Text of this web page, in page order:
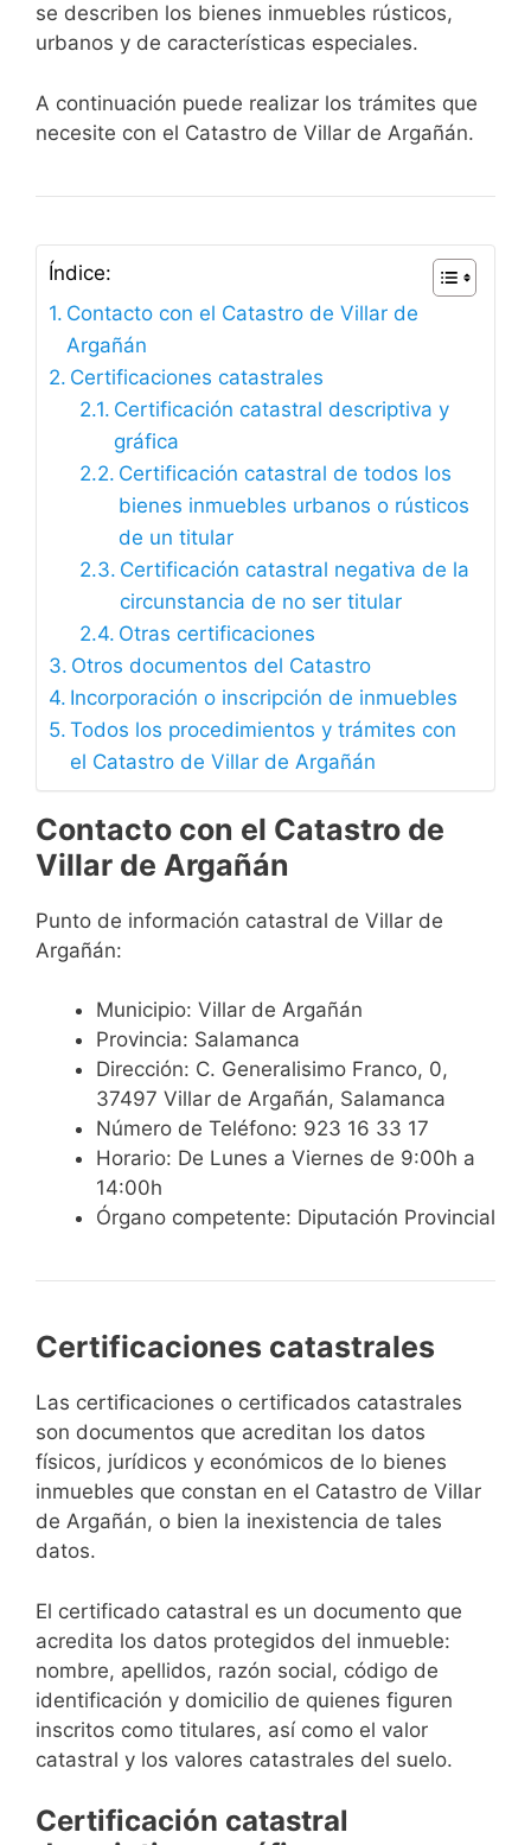
se describen los bienes inmuebles rústicos,
urbanos y de características especiales.
A continuación puede realizar los trámites que
necesite con el Catastro de Villar de Argañán.
Índice:
Contacto con el Catastro de Villar de
Argañán
Certificaciones catastrales
Certificación catastral descriptiva y
gráfica
Certificación catastral de todos los
bienes inmuebles urbanos o rústicos
de un titular
Certificación catastral negativa de la
circunstancia de no ser titular
Otras certificaciones
Otros documentos del Catastro
Incorporación o inscripción de inmuebles
Todos los procedimientos y trámites con
el Catastro de Villar de Argañán
Contacto con el Catastro de
Villar de Argañán
Punto de información catastral de Villar de
Argañán:
Municipio: Villar de Argañán
Provincia: Salamanca
Dirección: C. Generalisimo Franco, 0,
37497 Villar de Argañán, Salamanca
Número de Teléfono: 923 16 33 17
Horario: De Lunes a Viernes de 9:00h a
14:00h
Órgano competente: Diputación Provincial
Certificaciones catastrales
Las certificaciones o certificados catastrales
son documentos que acreditan los datos
físicos, jurídicos y económicos de lo bienes
inmuebles que constan en el Catastro de Villar
de Argañán, o bien la inexistencia de tales
datos.
El certificado catastral es un documento que
acredita los datos protegidos del inmueble:
nombre, apellidos, razón social, código de
identificación y domicilio de quienes figuren
inscritos como titulares, así como el valor
catastral y los valores catastrales del suelo.
Certificación catastral